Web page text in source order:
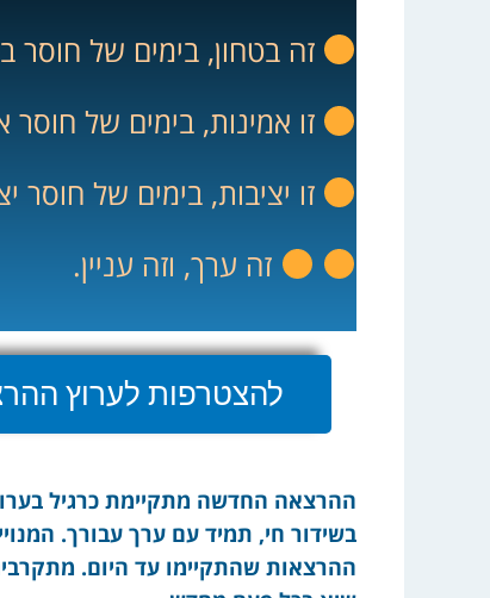
זה בטחון, בימים של חוסר
זו אמינות, בימים של חוסר
זו יציבות, בימים של חוסר
זה ערך, וזה עניין.
להצטרפות לערוץ
ההרצאה החדשה מתקיימת כרגיל
בשידור חי, תמיד עם ערך עבורך.
ההרצאות שהתקיימו עד היום.